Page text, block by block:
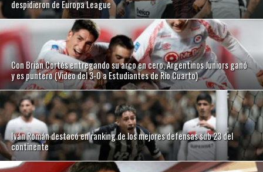
despidieron de Europa League
Con Brian Cortés entregando su arco en cero, Argentinos Juniors ganó
y es puntero (Video del 3-0 a Estudiantes de Río Cuarto)
Iván Román destacó en ranking de los mejores defensas sub 23 del
continente